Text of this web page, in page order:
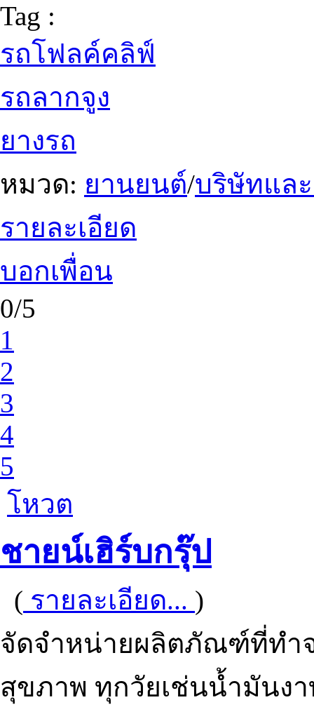
Tag :
รถโฟลค์คลิฟ์
รถลากจูง
ยางรถ
หมวด: ยานยนต์/บริษัทแล
รายละเอียด
บอกเพื่อน
0/5
1
2
3
4
5
โหวต
ชายน์เฮิร์บกรุ๊ป
( รายละเอียด... )
จัดจำหน่ายผลิตภัณฑ์ที่ทำ
สุขภาพ ทุกวัยเช่นน้ำมันง